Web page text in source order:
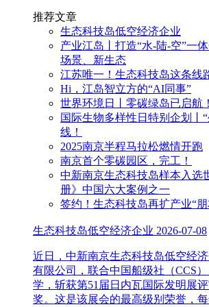
推荐文章
生态科技岛低空经济企业
产业江岛丨打造“水-陆-空”一
场景、新生态
江苏唯一！生态科技岛这条线
Hi，江岛智立方的“AI同事”
世界环境日丨零碳绿岛已启航！
国际生物多样性日特别企划丨
线！
2025南京半程马拉松燃情开跑
南京首个零碳园区，完工！
中新南京生态科技岛样本入选
册》中国六大案例之一
签约！生态科技岛再扩产业“
生态科技岛低空经济企业 2026-07-08
近日，中新南京生态科技岛低空经
有限公司，联合中国船级社（CCS
学，斩获第51届日内瓦国际发明展
奖。这是该展会的最高级别荣誉，